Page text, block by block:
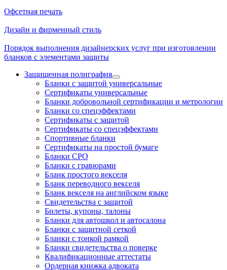
Офсетная печать
Дизайн и фирменный стиль
Порядок выполнения дизайнерских услуг при изготовлении
бланков с элементами защиты
Защищенная полиграфия
Бланки с защитой универсальные
Сертификаты универсальные
Бланки добровольной сертификации и метрологии
Бланки со спецэффектами
Сертификаты с защитой
Сертификаты со спецэффектами
Спортивные бланки
Cертификаты на простой бумаге
Бланки СРО
Бланки с гравюрами
Бланк простого векселя
Бланк переводного векселя
Бланк векселя на английском языке
Свидетельства с защитой
Билеты, купоны, талоны
Бланки для автошкол и автосалона
Бланки с защитной сеткой
Бланки с тонкой рамкой
Бланки свидетельства о поверке
Квалификационные аттестаты
Ордерная книжка адвоката